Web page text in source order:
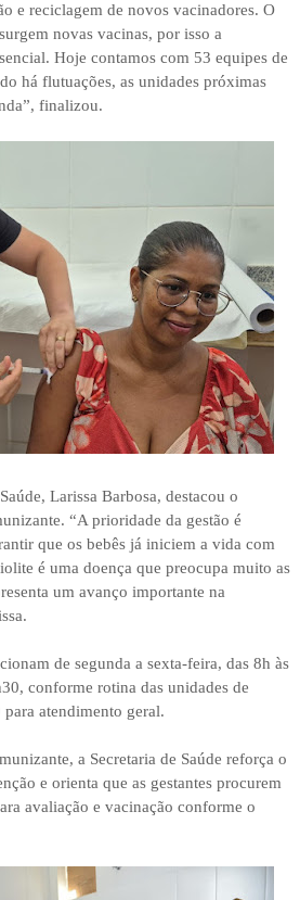
e reciclagem de novos vacinadores. O
novas vacinas, por isso a
Hoje contamos com 53 equipes de
há flutuações, as unidades próximas
finalizou.
Larissa Barbosa, destacou o
“A prioridade da gestão é
que os bebês já iniciem a vida com
é uma doença que preocupa muito as
um avanço importante na
de segunda a sexta-feira, das 8h às
conforme rotina das unidades de
atendimento geral.
a Secretaria de Saúde reforça o
e orienta que as gestantes procurem
avaliação e vacinação conforme o